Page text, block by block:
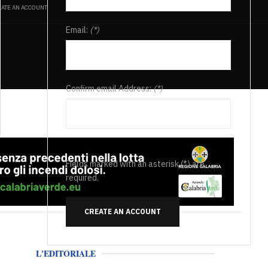
AN ACCOUNT
Email: (*)
Confirm email Address:(*)
Fields marked with an asterisk (*) are
required.
CREATE AN ACCOUNT
L'EDITORIALE